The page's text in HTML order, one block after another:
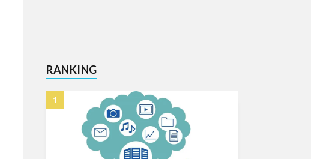
RANKING